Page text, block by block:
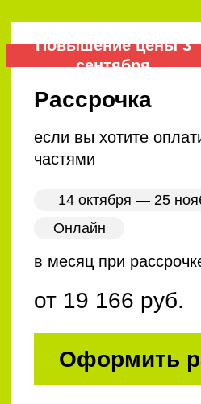
цена с НДС за 1 сотрудника
если вы юрлицо и отправляете
Онлайн
14 октября — 25 ноября 2026
130 000 руб. 140 000 руб.
Повышение цены 3
115 000 руб. 125 000 руб.
Купить
14 октября — 25 ноября 2026
Онлайн